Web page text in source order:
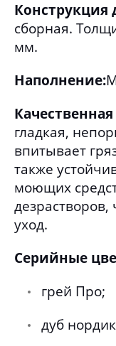
Конструкция
сборная.
мм.
Наполнение:
гладкая,
впитывает
также
моющих
дезрастворов,
уход.
Серийные
грей Про;
дуб